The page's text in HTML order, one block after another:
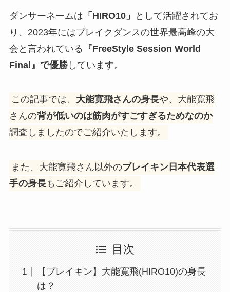
ダンサーネームは 「HIRO10」
として活躍されてお
り、2023年にはブレイクダンスの世界最高峰の大
会と言われている 『FreeStyle Session World
Final』で優勝しています。
この記事では、 大能寛飛さんの身長や、大能寛飛
さんの背が低いのは筋肉がすごすぎるためなのか
調査しましたのでご紹介いたします。
また、大能寛飛さん以外のブレイキン日本代表選
手の身長もご紹介しています。
目次
【ブレイキン】大能寛飛(HIRO10)の身長
は？